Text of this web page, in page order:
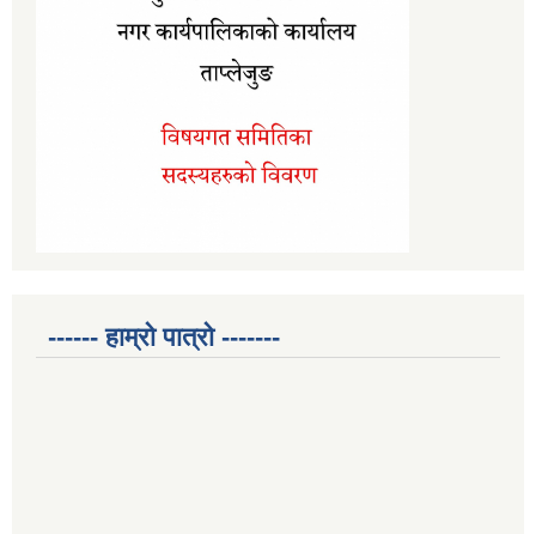
------ हाम्रो पात्रो -------